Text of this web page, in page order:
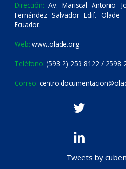
Dirección: Av. Mariscal Antonio
Fernández Salvador Edif.
Ecuador.
Web: www.olade.org
Teléfono: (593 2) 259 8122 / 2598
Correo:
Tweets by